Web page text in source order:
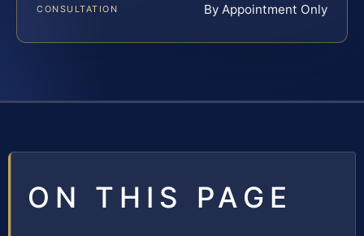
CONSULTATION By Appointment Only
ON THIS PAGE